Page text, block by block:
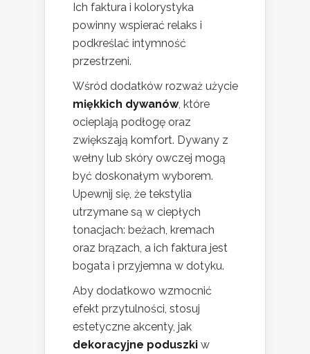
Ich faktura i kolorystyka
powinny wspierać relaks i
podkreślać intymność
przestrzeni.
Wśród dodatków rozważ użycie
miękkich dywanów, które
ocieplają podłogę oraz
zwiększają komfort. Dywany z
wełny lub skóry owczej mogą
być doskonałym wyborem.
Upewnij się, że tekstylia
utrzymane są w ciepłych
tonacjach: beżach, kremach
oraz brązach, a ich faktura jest
bogata i przyjemna w dotyku.
Aby dodatkowo wzmocnić
efekt przytulności, stosuj
estetyczne akcenty, jak
dekoracyjne poduszki w